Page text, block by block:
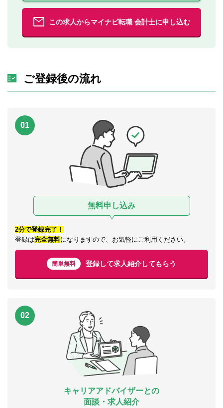
この求人からマイナビ転職 会計士に申し込む
ご登録後の流れ
01
無料申し込み
2分で登録完了！
登録は完全無料になりますので、お気軽にご利用ください。
簡単無料 登録して求人紹介してもらう
02
キャリアアドバイザーとの
面談・求人紹介